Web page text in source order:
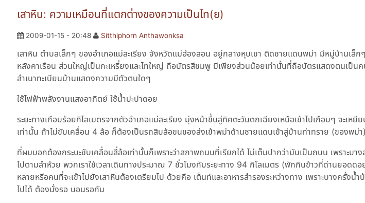
เสาหิน: ความเหมือนที่แตกต่างของความเป็นไท(ย)
2009-01-15 - 20:48 Sitthiphorn Anthawonksa
เสาหิน ตำบลเล็กๆ ของอำเภอแม่สะเรียง จังหวัดแม่ฮ่องสอน อยู่กลางหุบเขา ติดชายแดนพม่า มีหมู่บ้านเ
หลังคาเรือน ส่วนใหญ่เป็นกะเหรี่ยงและไทใหญ่ ถือบัตรสีชมพู มีเพียงส่วนน้อยเท่านั้นที่ถือบัตรแสดงตนเป็น
สำเนาทะเบียนบ้านแสดงความมีตัวตนใดๆ
ใช้ไฟฟ้าพลังงานแสงอาทิตย์ ใช้น้ำปะปาดอย
ระยะทางเกือบร้อยกิโลเมตรจากตัวอำเภอแม่สะเรียง มุ่งหน้าขึ้นสู่ทิศตะวันตกเฉียงเหนือเข้าไปเกือบๆ จะเ
เท่านั้น ถ้าไม่ขับเคลื่อน 4 ล้อ ก็ต้องเป็นรถสิบล้อขนของส่งเข้าพม่าด้านชายแดนเข้าสู่บ้านท่าทราย (ของพม่
ที่ผมบอกต้องกระบะขับเคลื่อนสี่ล้อเท่านั้นก็เพราะว่าสภาพถนนที่เรียกได้ ไม่เต็มปากว่ามันเป็นถนน เพราะบ
ไปตามลำห้วย พวกเราใช้เวลาเดินทางประมาณ 7 ชั่วโมงกับระยะทาง 94 กิโลเมตร (พักกินข้าวที่ด่านยอด
หลายหรือคนที่จะเข้าไปยังเสาหินต้องเตรียมไป ด้วยคือ เต็นท์และอาหารสำรองระหว่างทาง เพราะบางครั้งน้
ไปได้ ต้องนั่งรอ นอนรอกัน